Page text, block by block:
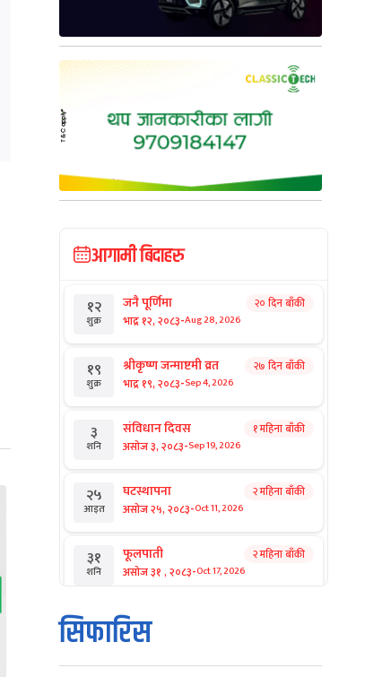
आगामी बिदाहरु
१२
शुक्र
जनै पूर्णिमा
भाद्र १२, २०८३-Aug 28, 2026
२० दिन बाँकी
१९
शुक्र
श्रीकृष्ण जन्माष्टमी व्रत
भाद्र १९, २०८३-Sep 4, 2026
२७ दिन बाँकी
३
शनि
संविधान दिवस
असोज ३, २०८३-Sep 19, 2026
१ महिना बाँकी
२५
आइत
घटस्थापना
असोज २५, २०८३-Oct 11, 2026
२ महिना बाँकी
३१
शनि
फूलपाती
असोज ३१ , २०८३-Oct 17, 2026
२ महिना बाँकी
१
आइत
कार्तिक सङ्क्रान्ति
कार्तिक १, २०८३
सिफारिस